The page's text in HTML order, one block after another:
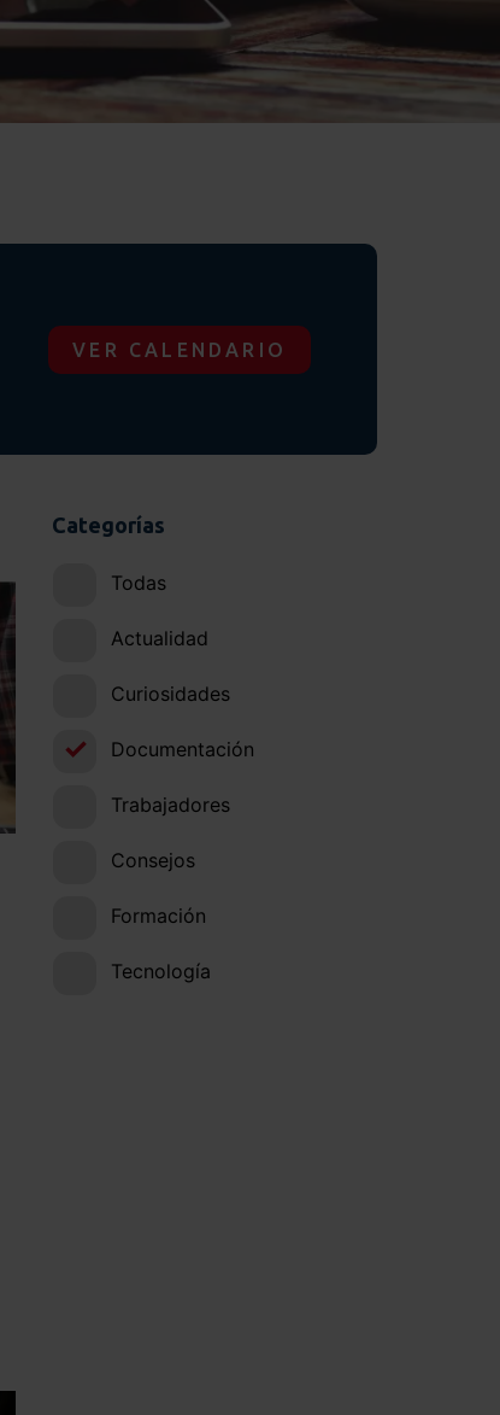
VER CALENDARIO
Categorías
Todas
Actualidad
Curiosidades
Documentación
Trabajadores
Consejos
Formación
Tecnología